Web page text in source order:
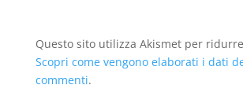
Questo sito utilizza Akismet per
Scopri come vengono elaborati i dati
commenti.